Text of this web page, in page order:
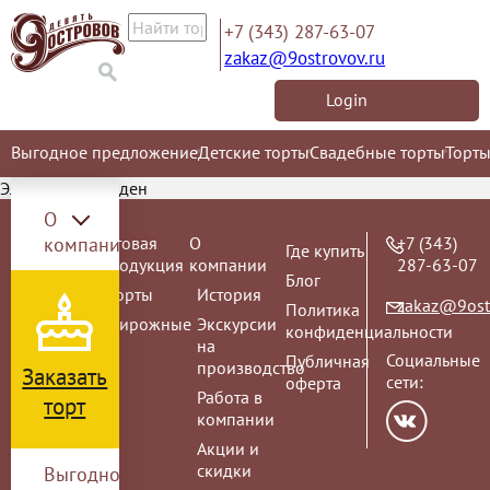
+7 (343) 287-63-07
zakaz@9ostrovov.ru
Login
Выгодное предложениеДетские тортыСвадебные торты
О
компании
Заказать
торт
Выгодное
Элемент не найден
Торт на
заказ
ВЫПУСКНОЙ
2026
Детские
торты
Детские
торты с
героями
-20%
Готовая
продукция
Торты
Пирожные
О
компании
История
Экскурсии
на
производство
Работа в
компании
Акции и
скидки
Где купить
Блог
Политика
конфиденциальности
Публичная
оферта
+7 (343)
287-63-07
Социальные
сети: